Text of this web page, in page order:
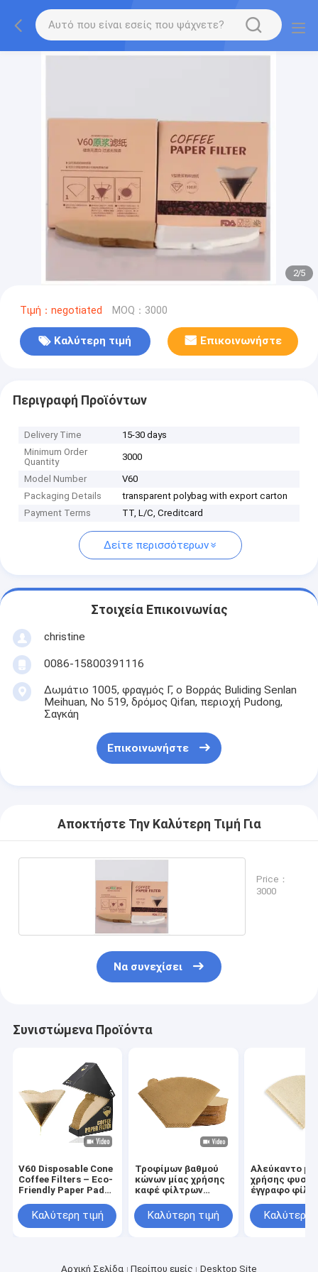
2/5
Τιμή：negotiated MOQ：3000
Καλύτερη τιμή Επικοινωνήστε
Περιγραφή Προϊόντων
Delivery Time
15-30 days
Minimum Order
Quantity
3000
Model Number
V60
Packaging Details
transparent polybag with export carton
Payment Terms
TT, L/C, Creditcard
Δείτε περισσότερων
Στοιχεία Επικοινωνίας
christine
0086-15800391116
Δωμάτιο 1005, φραγμός Γ, ο Βορράς Buliding Senlan
Meihuan, Νο 519, δρόμος Qifan, περιοχή Pudong,
Σαγκάη
Επικοινωνήστε
Αποκτήστε Την Καλύτερη Τιμή Για
Price：
3000
Να συνεχίσει
Συνιστώμενα Προϊόντα
V60 Disposable Cone
Coffee Filters – Eco-
Friendly Paper Pads
Brewing
Καλύτερη τιμή
Τροφίμων βαθμού
κώνων μίας χρήσης
καφέ φίλτρων
εγγράφου φυσικά
Καλύτερη τιμή
Αλεύκαντο
χρήσης
έγγραφο
12 αλεύκαντο
Καλύτερη
Αρχική Σελίδα Περίπου εμείς Desktop Site